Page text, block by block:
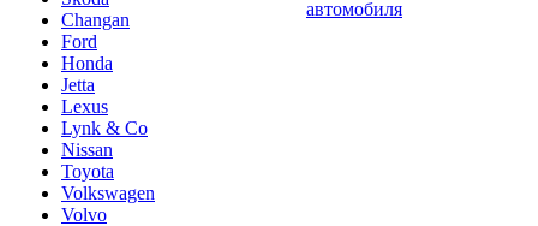
Changan
Ford
Honda
Jetta
Lexus
Lynk & Co
Nissan
Toyota
Volkswagen
Volvo
автомобиля